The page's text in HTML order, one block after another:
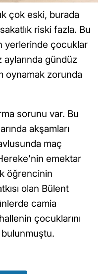
çok eski, burada
riski fazla. Bu
yerlerinde çocuklar
gündüz
oynamak zorunda
sorunu var. Bu
akşamları
maç
emektar
öğrencinin
olan Bülent
camia
çocuklarını